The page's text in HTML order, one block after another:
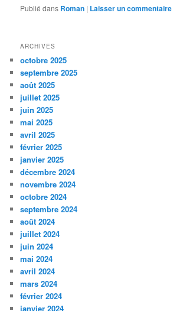
Publié dans Roman | Laisser un commentaire
ARCHIVES
octobre 2025
septembre 2025
août 2025
juillet 2025
juin 2025
mai 2025
avril 2025
février 2025
janvier 2025
décembre 2024
novembre 2024
octobre 2024
septembre 2024
août 2024
juillet 2024
juin 2024
mai 2024
avril 2024
mars 2024
février 2024
janvier 2024